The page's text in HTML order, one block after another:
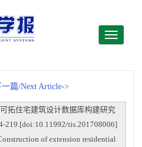
Toggle
一篇/Next Article->
拓住宅建筑设计数据库构建研究
219.[doi:10.11992/tis.201708006]
of extension residential